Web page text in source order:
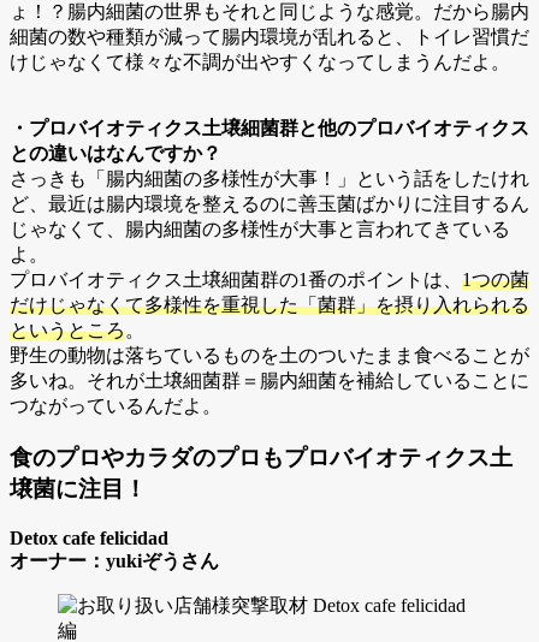
ょ！？腸内細菌の世界もそれと同じような感覚。だから腸内
細菌の数や種類が減って腸内環境が乱れると、トイレ習慣だ
けじゃなくて様々な不調が出やすくなってしまうんだよ。
・プロバイオティクス土壌細菌群と他のプロバイオティクス
との違いはなんですか？
さっきも「腸内細菌の多様性が大事！」という話をしたけれ
ど、最近は腸内環境を整えるのに善玉菌ばかりに注目するん
じゃなくて、腸内細菌の多様性が大事と言われてきている
よ。
プロバイオティクス土壌細菌群の1番のポイントは、 1つの菌
だけじゃなくて多様性を重視した「菌群」を摂り入れられる
というところ。
野生の動物は落ちているものを土のついたまま食べることが
多いね。それが土壌細菌群＝腸内細菌を補給していることに
つながっているんだよ。
食のプロやカラダのプロもプロバイオティクス土
壌菌に注目！
Detox cafe felicidad
オーナー：yukiぞうさん